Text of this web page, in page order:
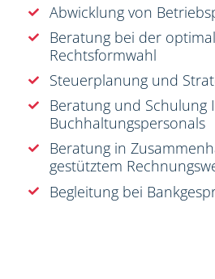
Abwicklung von
Beratung bei der
Rechtsformwahl
Steuerplanung und
Beratung und Schulung
Buchhaltungspersonals
Beratung in
gestütztem
Begleitung bei